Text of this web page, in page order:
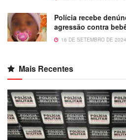
Polícia recebe
agressão contra
16 DE SETEMBRO DE 2024
Mais Recentes